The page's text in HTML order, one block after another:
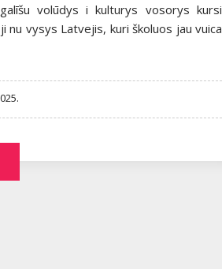
volūdys i kulturys vosorys kursi
nu vysys Latvejis, kuri školuos jau vuica